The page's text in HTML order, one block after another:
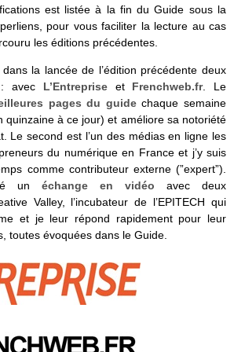
est listée à la fin du Guide sous la
pour vous faciliter la lecture au cas
les éditions précédentes.
la lancée de l’édition précédente deux
: avec L’Entrepriseet Frenchweb.fr. Le
pages du guidechaque semaine
quinzaine à ce jour) et améliore sa notoriété
Le second est l’un des médias en ligne les
du numérique en France et j’y suis
comme contributeur externe (”expert”).
un échange en vidéo avec deux
Valley, l’incubateur de l’EPITECH qui
et je leur répond rapidement pour leur
toutes évoquées dans le Guide.